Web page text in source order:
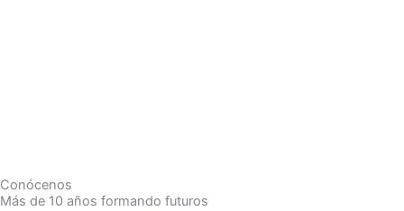
Conócenos
Más de 10 años formando futuros